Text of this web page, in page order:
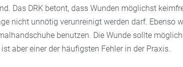
Das DRK betont, dass Wunden möglichst
nicht unnötig verunreinigt werden darf. Ebenso
benutzen. Die Wunde sollte
aber einer der häufigsten Fehler in der Praxis.